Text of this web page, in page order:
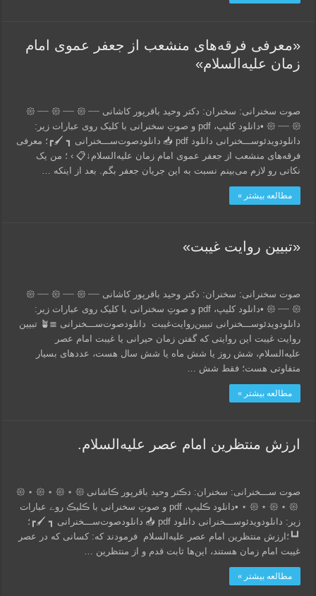
«معرفی فرقه‌های منشعب از جعفر عموی امام
زمان علیه‌السلام»
صوت سخنرانی: سخنران: دکتر وحید باقرپور کاشانی 𑁍 ┈┈ 𑁍 ┈┈ 𑁍 ┈┈
𑁍 ┈┈ 𑁍 •دانلود کلیپ، pdf و صوتِ سخنرانی با کلیک روی عبارات زیر:
دانلود‌ویدئو‌ســـخنرانی دانلود pdf 📥 دانلود‌صوت‌ســـخنرانی ┓ 🖌┏؛ معرفی
فرقه‌های منشعب از جعفر عموی امام زمان علیه‌السلام↓📋 › ؛ من یک
نکاتی رو لازم می‌بینم نسبت به این جریان جعفر بگم. بعد از اینکه …
مطالعه بیشتر »
«تبیین روایت غیبت»
صوت سخنرانی: سخنران: دکتر وحید باقرپور کاشانی 𑁍 ┈┈ 𑁍 ┈┈ 𑁍 ┈┈
𑁍 ┈┈ 𑁍 •دانلود کلیپ، pdf و صوتِ سخنرانی با کلیک روی عبارات زیر:
دانلود‌ویدئو‌ســـخنرانی تبیین‌روایت‌غیبت دانلود‌صوت‌ســـخنرانی ≣🪴 تبیین
روایت غیبت این روایتی که گفتن زمان حیرانی یا غیبت امام عصر
علیه‌السلام، شش روز یا شش ماه یا شش سال هست، عددهای بسیار
متفاوتی هست؛ فقط شش …
مطالعه بیشتر »
ارزش منتظرین امام عصر علیه‌السلام.
صوت ســـخنرانی: سخنران: دڪتر وحید باقرپور ڪاشانی 𑁍 ⋆ 𑁍 ⋆ 𑁍 ⋆ 𑁍
⋆ 𑁍 ⋆ 𑁍 ⋆ 𑁍 ‌‌‎‌‌‌‎‌‌‌‌‌‌‎‌‌‌‌‌‌‎‌‌‌‎‌ •دانلود ڪلیپ، pdf و صوتِ سخنرانی با ڪلیڪ روے عبارات
زیر: دانلود‌ویدئو‌ســـخنرانی دانلود pdf 📥 دانلود‌صوت‌ســـخنرانی ┓ 🖌┏؛
┛┗؛ارزش منتظرین امام عصر علیه‌السلام فرمودند که: کسانی که در عصر
غیبت امام زمان هستند، این‌ها ثابت قدم و از منتظرین …
مطالعه بیشتر »